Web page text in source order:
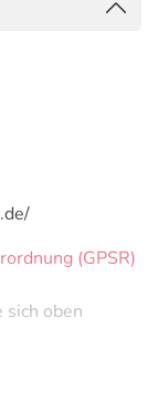
(GPSR)
sich oben